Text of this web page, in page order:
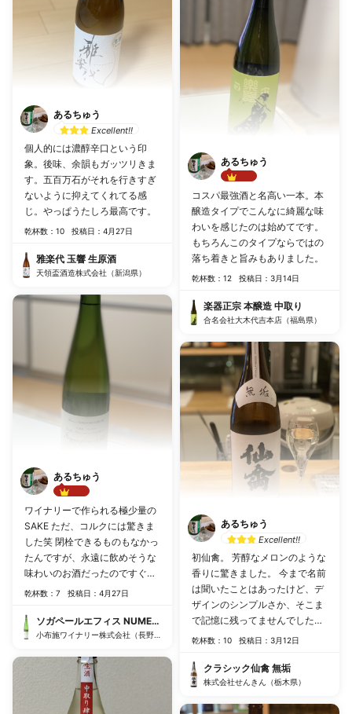
あるちゅう
Excellent!!
個人的には濃醇辛口という印
象。後味、余韻もガッツリきま
す。五百万石がそれを行きすぎ
ないように抑えてくれてる感
じ。やっぱうたしろ最高です。
乾杯数：10 投稿日：4月27日
雅楽代 玉響 生原酒
天領盃酒造株式会社（新潟県）
あるちゅう
ワイナリーで作られる極少量の
SAKE ただ、コルクには驚きま
した笑 閉栓できるものもなかっ
たんですが、永遠に飲めそうな
味わいのお酒だったのですぐ空
けてしまい、結果オーライ。 生
味が最高でした。 趣味でこんな
美味しいお酒作っている方の本
ょうか。ワインもいつか飲んで
みたいです。
乾杯数：7 投稿日：4月27日
ソガペールエフィス NUMERO UN（ヌメロ アン）1号
小布施ワイナリー株式会社（長野県）
ん。香りも上品。
あるちゅう
Best!!
コスパ最強酒と名高い一本。本
醸造タイプでこんなに綺麗な味
わいを感じたのは始めてです。
もちろんこのタイプならではの
落ち着きと旨みもありました。
乾杯数：12 投稿日：3月14日
楽器正宗 本醸造 中取り
合名会社大木代吉本店（福島県）
あるちゅう
Excellent!!
初仙禽。 芳醇なメロンのような
香りに驚きました。 今まで名前
は聞いたことはあったけど、デ
ザインのシンプルさか、そこま
で記憶に残ってませんでした。
美味しい！百聞は一見にしか
乾杯数：10 投稿日：3月12日
クラシック仙禽 無垢
株式会社せんきん（栃木県）